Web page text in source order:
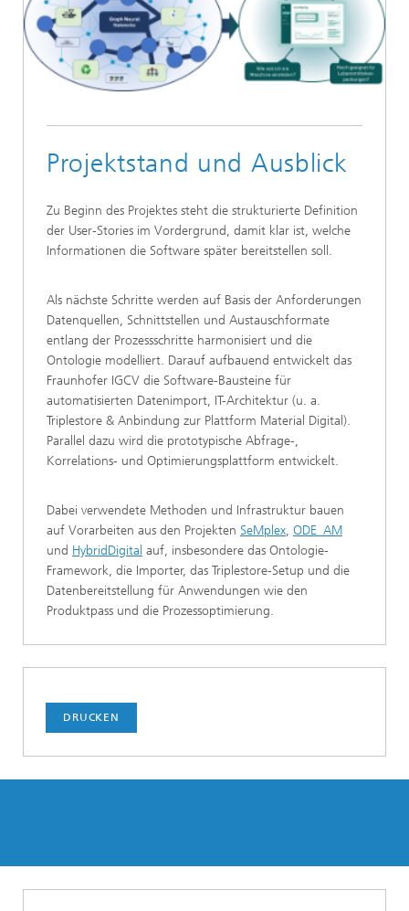
Projektstand und Ausblick
Zu Beginn des Projektes steht die strukturierte Definition
der User-Stories im Vordergrund, damit klar ist, welche
Informationen die Software später bereitstellen soll.
Als nächste Schritte werden auf Basis der Anforderungen
Datenquellen, Schnittstellen und Austauschformate
entlang der Prozessschritte harmonisiert und die
Ontologie modelliert. Darauf aufbauend entwickelt das
Fraunhofer IGCV die Software-Bausteine für
automatisierten Datenimport, IT-Architektur (u. a.
Triplestore & Anbindung zur Plattform Material Digital).
Parallel dazu wird die prototypische Abfrage-,
Korrelations- und Optimierungsplattform entwickelt.
Dabei verwendete Methoden und Infrastruktur bauen
auf Vorarbeiten aus den Projekten SeMplex, ODE_AM
und HybridDigital auf, insbesondere das Ontologie-
Framework, die Importer, das Triplestore-Setup und die
Datenbereitstellung für Anwendungen wie den
Produktpass und die Prozessoptimierung.
DRUCKEN